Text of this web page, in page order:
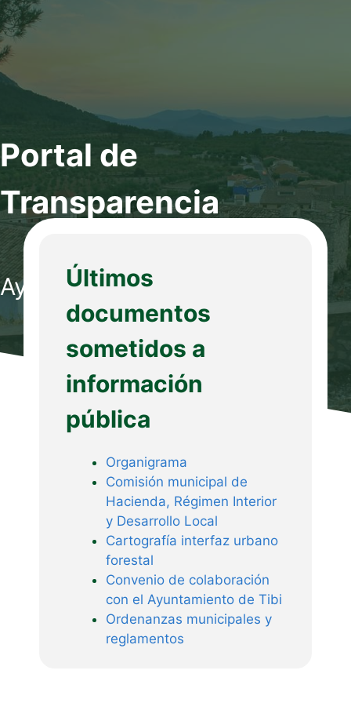
Portal de
Transparencia
Ayuntamiento de
Últimos
documentos
sometidos a
información
pública
Organigrama
Comisión municipal de
Hacienda, Régimen Interior
y Desarrollo Local
Cartografía interfaz urbano
forestal
Convenio de colaboración
con el Ayuntamiento de Tibi
Ordenanzas municipales y
reglamentos